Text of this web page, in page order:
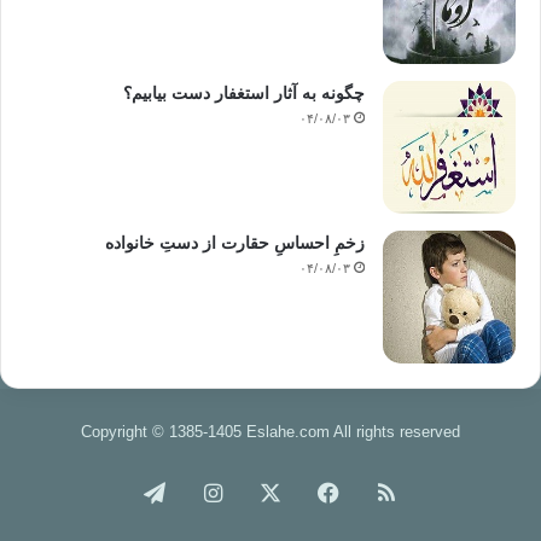
چگونه به آثار استغفار دست بیابیم؟
۰۴/۰۸/۰۳
زخمِ احساسِ حقارت از دستِ خانواده
۰۴/۰۸/۰۳
Copyright © 1385-1405 Eslahe.com All rights reserved
خوراک فیس اینستاگرام